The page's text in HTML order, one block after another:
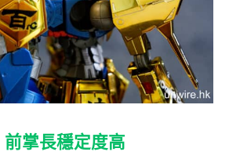
掌長穩定度高